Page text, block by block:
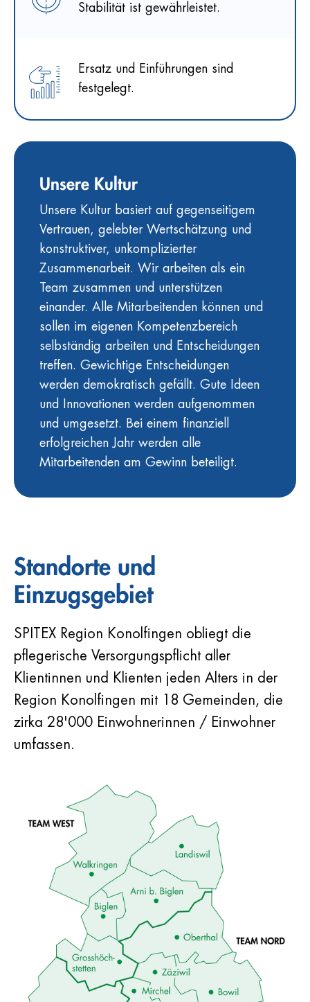
Stabilität ist gewährleistet.
Ersatz und Einführungen sind
festgelegt.
Unsere Kultur
Unsere Kultur basiert auf gegenseitigem
Vertrauen, gelebter Wertschätzung und
konstruktiver, unkomplizierter
Zusammenarbeit. Wir arbeiten als ein
Team zusammen und unterstützen
einander. Alle Mitarbeitenden können und
sollen im eigenen Kompetenzbereich
selbständig arbeiten und Entscheidungen
treffen. Gewichtige Entscheidungen
werden demokratisch gefällt. Gute Ideen
und Innovationen werden aufgenommen
und umgesetzt. Bei einem finanziell
erfolgreichen Jahr werden alle
Mitarbeitenden am Gewinn beteiligt.
Standorte und
Einzugsgebiet
SPITEX Region Konolfingen obliegt die
pflegerische Versorgungspflicht aller
Klientinnen und Klienten jeden Alters in der
Region Konolfingen mit 18 Gemeinden, die
zirka 28'000 Einwohnerinnen / Einwohner
umfassen.